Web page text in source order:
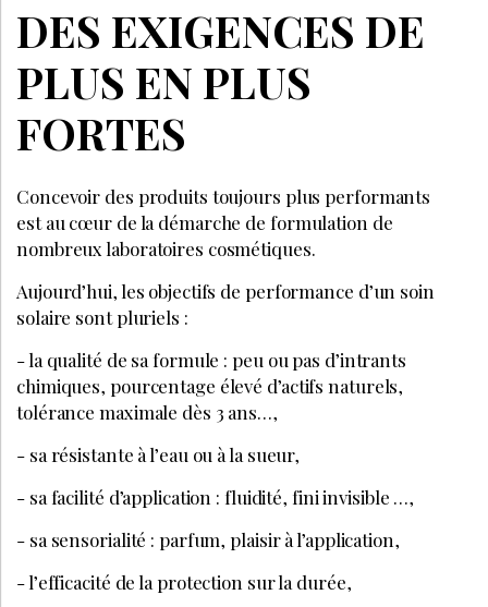
DES EXIGENCES DE
PLUS EN PLUS
FORTES
Concevoir des produits toujours plus performants
est au cœur de la démarche de formulation de
nombreux laboratoires cosmétiques.
Aujourd’hui, les objectifs de performance d’un soin
solaire sont pluriels :
- la qualité de sa formule : peu ou pas d’intrants
chimiques, pourcentage élevé d’actifs naturels,
tolérance maximale dès 3 ans…,
- sa résistante à l’eau ou à la sueur,
- sa facilité d’application : fluidité, fini invisible …,
- sa sensorialité : parfum, plaisir à l’application,
- l’efficacité de la protection sur la durée,